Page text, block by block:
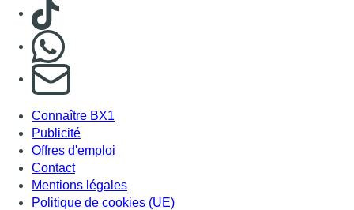
Consulter TikTok
S'abonner à notre newsletter
Connaître BX1
Publicité
Offres d'emploi
Contact
Mentions légales
Politique de cookies (UE)